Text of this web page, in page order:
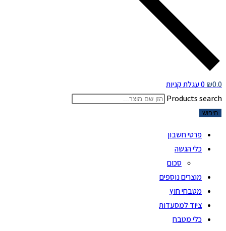
₪0.0
0 עגלת קניות
Products search
חיפוש
פרטי חשבון
כלי הגשה
סכום
מוצרים נוספים
מטבחי חוץ
ציוד למסעדות
כלי מטבח